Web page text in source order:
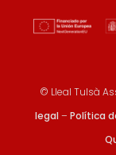
© Lleal Tulsà
legal–Política